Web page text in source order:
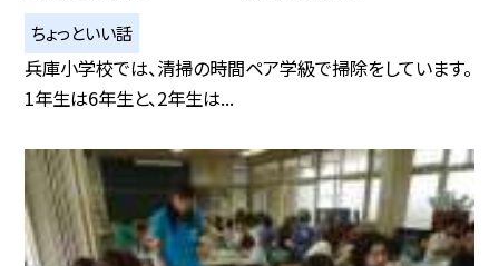
ちょっといい話
兵庫小学校では、清掃の時間ペア学級で掃除をしています。
1年生は6年生と、2年生は...